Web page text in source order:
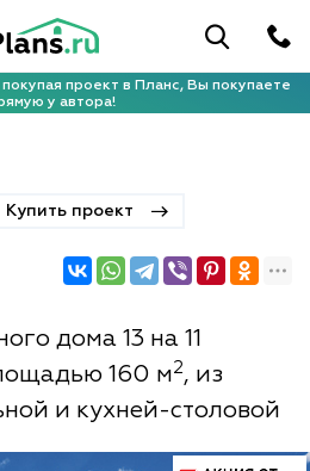
проект в Планс, Вы покупаете
у автора!
Купить проект
дома 13 на 11
160 м2, из
и кухней-столовой